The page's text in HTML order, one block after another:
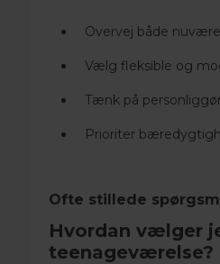
Overvej både
Vælg fleksible og
Tænk på
Prioriter
Ofte stillede
Hvordan vælger
teenageværelse?